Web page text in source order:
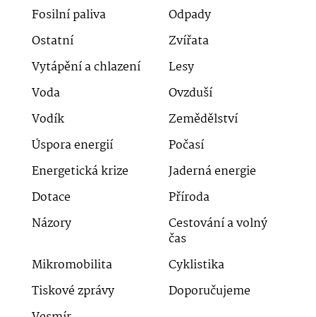
Fosilní paliva
Odpady
Ostatní
Zvířata
Vytápění a chlazení
Lesy
Voda
Ovzduší
Vodík
Zemědělství
Úspora energií
Počasí
Energetická krize
Jaderná energie
Dotace
Příroda
Názory
Cestování a volný
čas
Mikromobilita
Cyklistika
Tiskové zprávy
Doporučujeme